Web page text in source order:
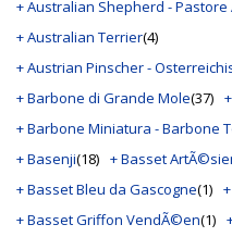
+ Australian Shepherd -
+ Australian Terrier(4)
+ Austrian Pinscher -
+ Barbone di Grande Mole(37)
+ Barbone Miniatura - Barbone
+ Basenji(18) + Basset
+ Basset Bleu da Gascogne(1)
+ Basset Griffon VendÃ©en(1)